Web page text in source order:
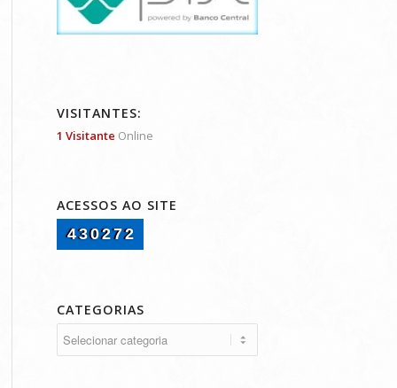
VISITANTES:
1 Visitante Online
ACESSOS AO SITE
430272
CATEGORIAS